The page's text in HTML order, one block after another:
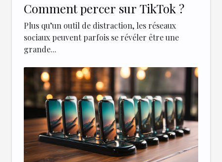
Comment percer sur TikTok ?
Plus qu’un outil de distraction, les réseaux
sociaux peuvent parfois se révéler être une
grande...